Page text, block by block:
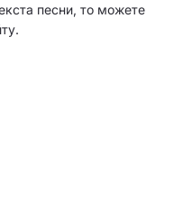
песни, то можете